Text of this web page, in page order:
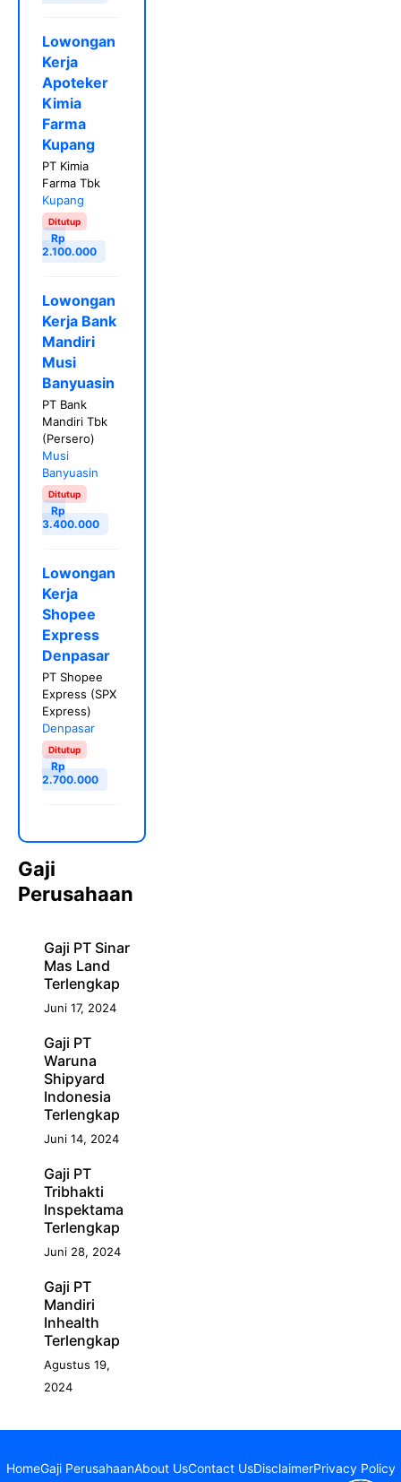
Lowongan
Kerja
Apoteker
Kimia
Farma
Kupang
PT Kimia
Farma Tbk
Kupang
Ditutup
Rp
2.100.000
Lowongan
Kerja Bank
Mandiri
Musi
Banyuasin
PT Bank
Mandiri Tbk
(Persero)
Musi
Banyuasin
Ditutup
Rp
3.400.000
Lowongan
Kerja
Shopee
Express
Denpasar
PT Shopee
Express (SPX
Express)
Denpasar
Ditutup
Rp
2.700.000
Gaji
Perusahaan
Gaji PT Sinar
Mas Land
Terlengkap
Juni 17, 2024
Gaji PT
Waruna
Shipyard
Indonesia
Terlengkap
Juni 14, 2024
Gaji PT
Tribhakti
Inspektama
Terlengkap
Juni 28, 2024
Gaji PT
Mandiri
Inhealth
Terlengkap
Agustus 19,
2024
HomeGaji PerusahaanAbout UsContact UsDisclaimerPrivacy Policy